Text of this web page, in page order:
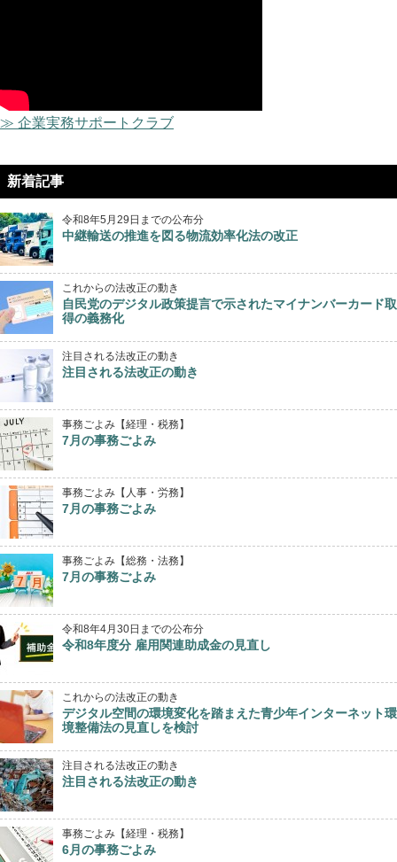
≫ 企業実務サポートクラブ
新着記事
令和8年5月29日までの公布分
中継輸送の推進を図る物流効率化法の改正
これからの法改正の動き
自民党のデジタル政策提言で示されたマイナンバーカード取
得の義務化
注目される法改正の動き
注目される法改正の動き
事務ごよみ【経理・税務】
7月の事務ごよみ
事務ごよみ【人事・労務】
7月の事務ごよみ
事務ごよみ【総務・法務】
7月の事務ごよみ
令和8年4月30日までの公布分
令和8年度分 雇用関連助成金の見直し
これからの法改正の動き
デジタル空間の環境変化を踏まえた青少年インターネット環
境整備法の見直しを検討
注目される法改正の動き
注目される法改正の動き
事務ごよみ【経理・税務】
6月の事務ごよみ